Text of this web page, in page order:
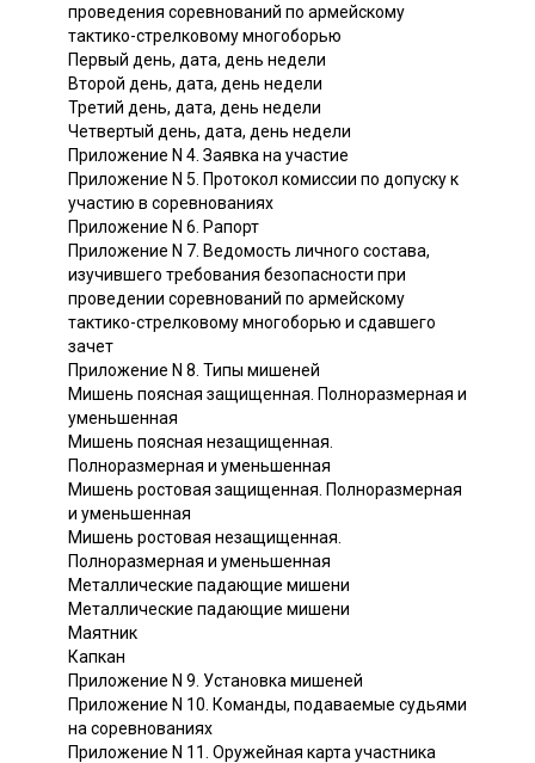
проведения соревнований по армейскому
тактико-стрелковому многоборью
Первый день, дата, день недели
Второй день, дата, день недели
Третий день, дата, день недели
Четвертый день, дата, день недели
Приложение N 4. Заявка на участие
Приложение N 5. Протокол комиссии по допуску к
участию в соревнованиях
Приложение N 6. Рапорт
Приложение N 7. Ведомость личного состава,
изучившего требования безопасности при
проведении соревнований по армейскому
тактико-стрелковому многоборью и сдавшего
зачет
Приложение N 8. Типы мишеней
Мишень поясная защищенная. Полноразмерная и
уменьшенная
Мишень поясная незащищенная.
Полноразмерная и уменьшенная
Мишень ростовая защищенная. Полноразмерная
и уменьшенная
Мишень ростовая незащищенная.
Полноразмерная и уменьшенная
Металлические падающие мишени
Металлические падающие мишени
Маятник
Капкан
Приложение N 9. Установка мишеней
Приложение N 10. Команды, подаваемые судьями
на соревнованиях
Приложение N 11. Оружейная карта участника